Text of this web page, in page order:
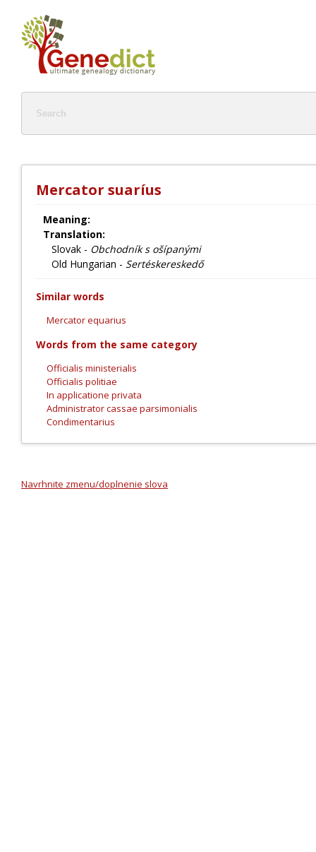
Mercator suaríus
Meaning:
Translation:
Slovak - Obchodník s ošípanými
Old Hungarian - Sertéskereskedő
Similar words
Mercator equarius
Words from the same category
Officialis ministerialis
Officialis politiae
In applicatione privata
Administrator cassae parsimonialis
Condimentarius
Navrhnite zmenu/doplnenie slova